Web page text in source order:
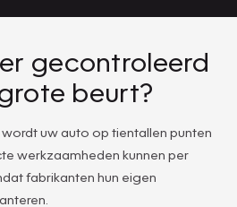
gecontroleerd
beurt?
uw auto op tientallen punten
werkzaamheden kunnen per
fabrikanten hun eigen